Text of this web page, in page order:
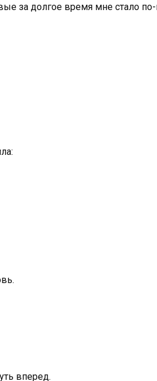
за долгое время мне стало
вперед.